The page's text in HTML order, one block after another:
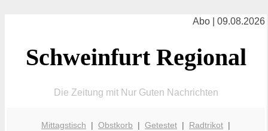
Abo | 09.08.2026
Schweinfurt Regional
Die Zeitung mit Nur Guten Nachrichten
Mittagstisch | Obstkorb | Getestet | Radtrikot |